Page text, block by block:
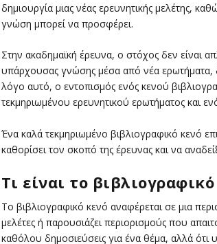
δημιουργία μιας νέας ερευνητικής μελέτης,
γνώση μπορεί να προσφέρει.
Στην ακαδημαϊκή έρευνα, ο στόχος δεν είναι
υπάρχουσας γνώσης μέσα από νέα ερωτήματα,
λόγο αυτό, ο εντοπισμός ενός κενού
τεκμηριωμένου ερευνητικού ερωτήματος και
Ένα καλά τεκμηριωμένο βιβλιογραφικό κενό
καθορίσει τον σκοπό της έρευνας και να
Τι είναι το
Το βιβλιογραφικό κενό αναφέρεται σε μια
μελέτες ή παρουσιάζει περιορισμούς που
καθόλου δημοσιεύσεις για ένα θέμα, αλλά